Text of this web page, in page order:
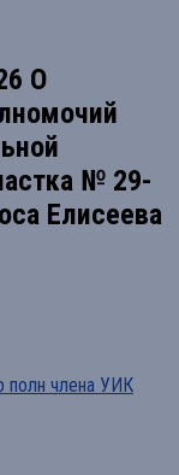
О
№ 29-
Елисеева
полн члена УИК